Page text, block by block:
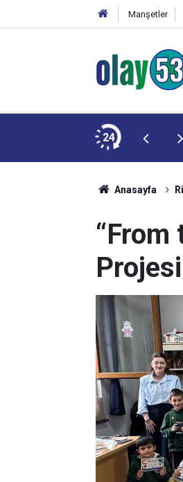
Manşetler
24
kadarki en ayrıntılı
Anasayfa
“From